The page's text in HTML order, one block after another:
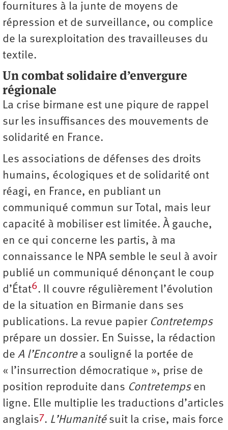
fournitures à la junte de moyens de
répression et de surveillance, ou complice
de la surexploitation des travailleuses du
textile.
Un combat solidaire d’envergure
régionale
La crise birmane est une piqure de rappel
sur les insuffisances des mouvements de
solidarité en France.
Les associations de défenses des droits
humains, écologiques et de solidarité ont
réagi, en France, en publiant un
communiqué commun sur Total, mais leur
capacité à mobiliser est limitée. À gauche,
en ce qui concerne les partis, à ma
connaissance le NPA semble le seul à avoir
publié un communiqué dénonçant le coup
d’État6. Il couvre régulièrement l’évolution
de la situation en Birmanie dans ses
publications. La revue papier Contretemps
prépare un dossier. En Suisse, la rédaction
de A l’Encontrea souligné la portée de
« l’insurrection démocratique », prise de
position reproduite dans Contretempsen
ligne. Elle multiplie les traductions d’articles
anglais7. L’Humanitésuit la crise, mais force